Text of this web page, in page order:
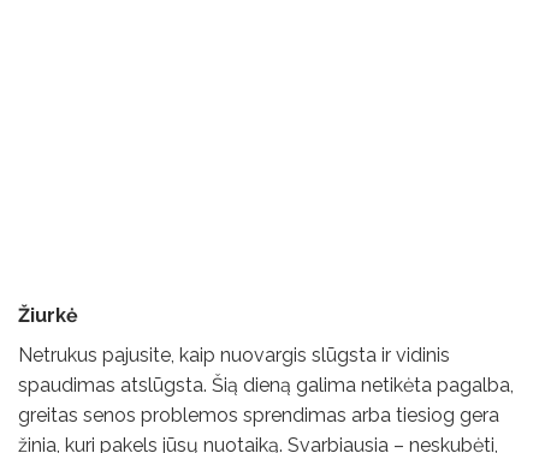
Žiurkė
Netrukus pajusite, kaip nuovargis slūgsta ir vidinis
spaudimas atslūgsta. Šią dieną galima netikėta pagalba,
greitas senos problemos sprendimas arba tiesiog gera
žinia, kuri pakels jūsų nuotaiką. Svarbiausia – neskubėti,